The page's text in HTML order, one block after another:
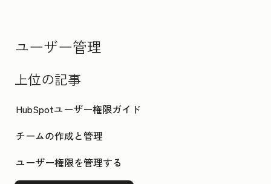
ユーザー管理
上位の記事
HubSpotユーザー権限ガイド
チームの作成と管理
ユーザー権限を管理する